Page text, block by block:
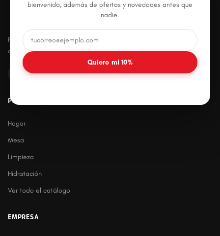
bienvenida, además de ofertas y novedades antes que
nadie.
Quiero mi 10%
Productos plásticos innovadores, prácticos y
duraderos para el hogar mexicano.
PRODUCTOS
Hogar
Mesa
Limpieza
Hidratación
Ver todo el catálogo
EMPRESA